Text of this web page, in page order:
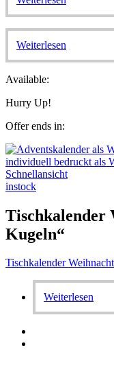
Weiterlesen
Available:
Hurry Up!
Offer ends in:
Schnellansicht
instock
Tischkalender
Kugeln“
Tischkalender
Weiterlesen